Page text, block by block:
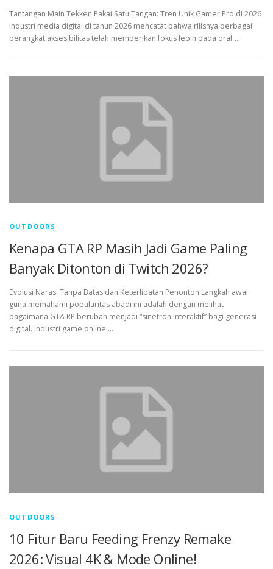
Tantangan Main Tekken Pakai Satu Tangan: Tren Unik Gamer Pro di 2026
Industri media digital di tahun 2026 mencatat bahwa rilisnya berbagai
perangkat aksesibilitas telah memberikan fokus lebih pada draf …
OUTDOORS
Kenapa GTA RP Masih Jadi Game Paling
Banyak Ditonton di Twitch 2026?
Evolusi Narasi Tanpa Batas dan Keterlibatan Penonton Langkah awal
guna memahami popularitas abadi ini adalah dengan melihat
bagaimana GTA RP berubah menjadi “sinetron interaktif” bagi generasi
digital. Industri game online …
OUTDOORS
10 Fitur Baru Feeding Frenzy Remake
2026: Visual 4K & Mode Online!